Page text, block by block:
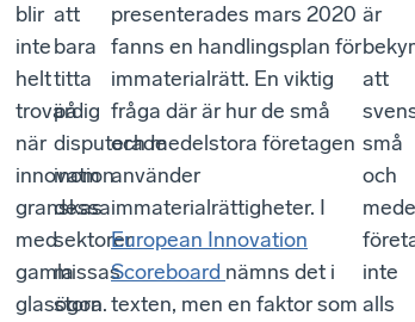
blir
inte
helt
trovärdig
när
innovation
granskas
med
gamla
glasögon.
att
bara
titta
på
disputerade
inom
dessa
sektorer
missas
stora
presenterades mars 2020
fanns en handlingsplan för
immaterialrätt. En viktig
fråga där är hur de små
och medelstora företagen
använder
immaterialrättigheter. I
European Innovation
Scoreboard nämns det i
texten, men en faktor som
är
att
små
och
inte
alls